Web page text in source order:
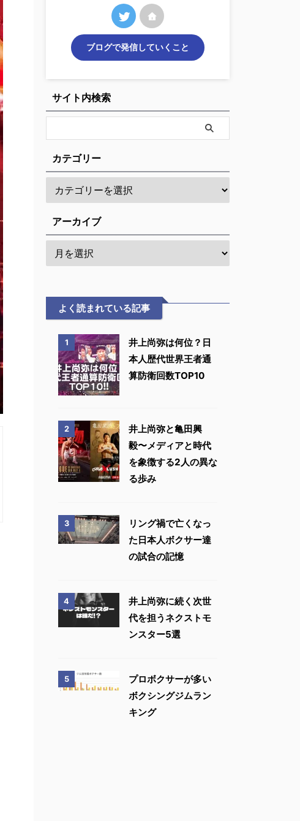
ブログで発信していくこと
サイト内検索
カテゴリー
アーカイブ
よく読まれている記事
1
井上尚弥は何位？日
本人歴代世界王者通
算防衛回数TOP10
2
井上尚弥と亀田興
毅〜メディアと時代
を象徴する2人の異な
る歩み
3
リング禍で亡くなっ
た日本人ボクサー達
の試合の記憶
4
井上尚弥に続く次世
代を担うネクストモ
ンスター5選
5
プロボクサーが多い
ボクシングジムラン
キング